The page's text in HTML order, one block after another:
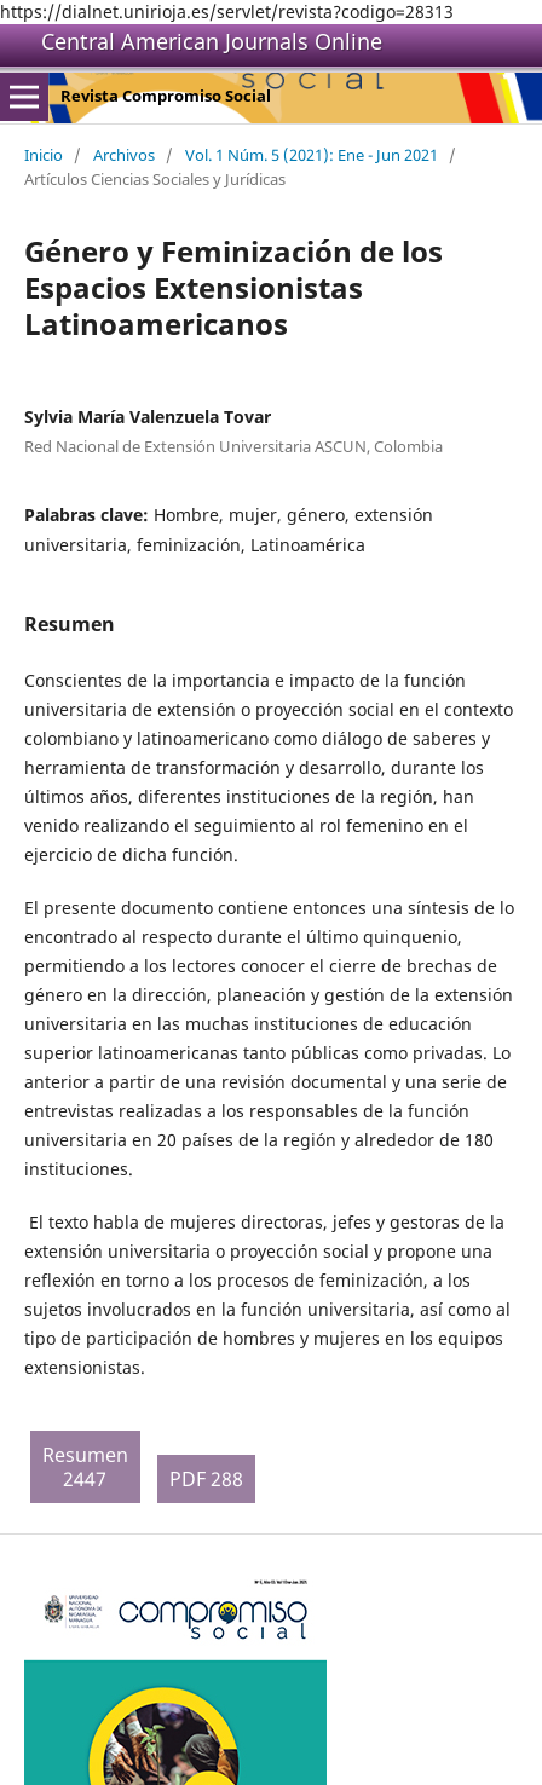
https://dialnet.unirioja.es/servlet/revista?codigo=28313
Central American Journals Online
Revista Compromiso Social
Inicio / Archivos / Vol. 1 Núm. 5 (2021): Ene - Jun 2021
/
Artículos Ciencias Sociales y Jurídicas
Género y Feminización de los
Espacios Extensionistas
Latinoamericanos
Sylvia María Valenzuela Tovar
Red Nacional de Extensión Universitaria ASCUN, Colombia
Palabras clave: Hombre, mujer, género, extensión
universitaria, feminización, Latinoamérica
Resumen
Conscientes de la importancia e impacto de la función
universitaria de extensión o proyección social en el contexto
colombiano y latinoamericano como diálogo de saberes y
herramienta de transformación y desarrollo, durante los
últimos años, diferentes instituciones de la región, han
venido realizando el seguimiento al rol femenino en el
ejercicio de dicha función.
El presente documento contiene entonces una síntesis de lo
encontrado al respecto durante el último quinquenio,
permitiendo a los lectores conocer el cierre de brechas de
género en la dirección, planeación y gestión de la extensión
universitaria en las muchas instituciones de educación
superior latinoamericanas tanto públicas como privadas. Lo
anterior a partir de una revisión documental y una serie de
entrevistas realizadas a los responsables de la función
universitaria en 20 países de la región y alrededor de 180
instituciones.
El texto habla de mujeres directoras, jefes y gestoras de la
extensión universitaria o proyección social y propone una
reflexión en torno a los procesos de feminización, a los
sujetos involucrados en la función universitaria, así como al
tipo de participación de hombres y mujeres en los equipos
extensionistas.
Resumen
2447
PDF 288